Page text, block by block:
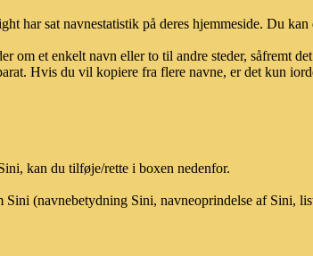
har sat navnestatistik på deres hjemmeside. Du
om et enkelt navn eller to til andre steder, såfremt
Hvis du vil kopiere fra flere navne, er det kun
kan du tilføje/rette i boxen nedenfor.
(navnebetydning Sini, navneoprindelse af Sini,